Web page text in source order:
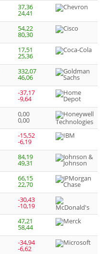
37,36
24,41
54,22
80,30
17,51
25,36
332,07
46,06
-37,17
-9,64
0,00
0,00
-15,52
-6,19
84,19
49,31
66,15
22,70
-30,43
-10,19
47,21
58,44
-34,94
-6,62